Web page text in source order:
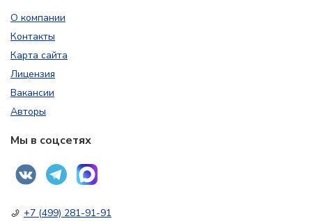
О компании
Контакты
Карта сайта
Лицензия
Вакансии
Авторы
Мы в соцсетях
+7 (499) 281-91-91